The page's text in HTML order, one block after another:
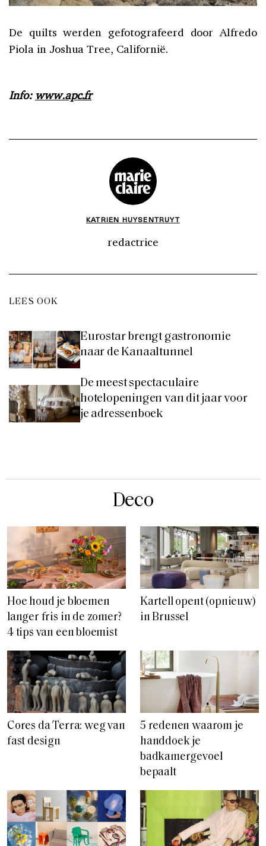
De quilts werden gefotografeerd door Alfredo
Piola in Joshua Tree, Californië.
Info: www.apc.fr
KATRIEN HUYSENTRUYT
redactrice
LEES OOK
Eurostar brengt gastronomie
naar de Kanaaltunnel
De meest spectaculaire
hotelopeningen van dit jaar voor
je adressenboek
Deco
Hoe houd je bloemen
langer fris in de zomer?
4 tips van een bloemist
Kartell opent (opnieuw)
in Brussel
Cores da Terra: weg van
fast design
5 redenen waarom je
handdoek je
badkamergevoel
bepaalt